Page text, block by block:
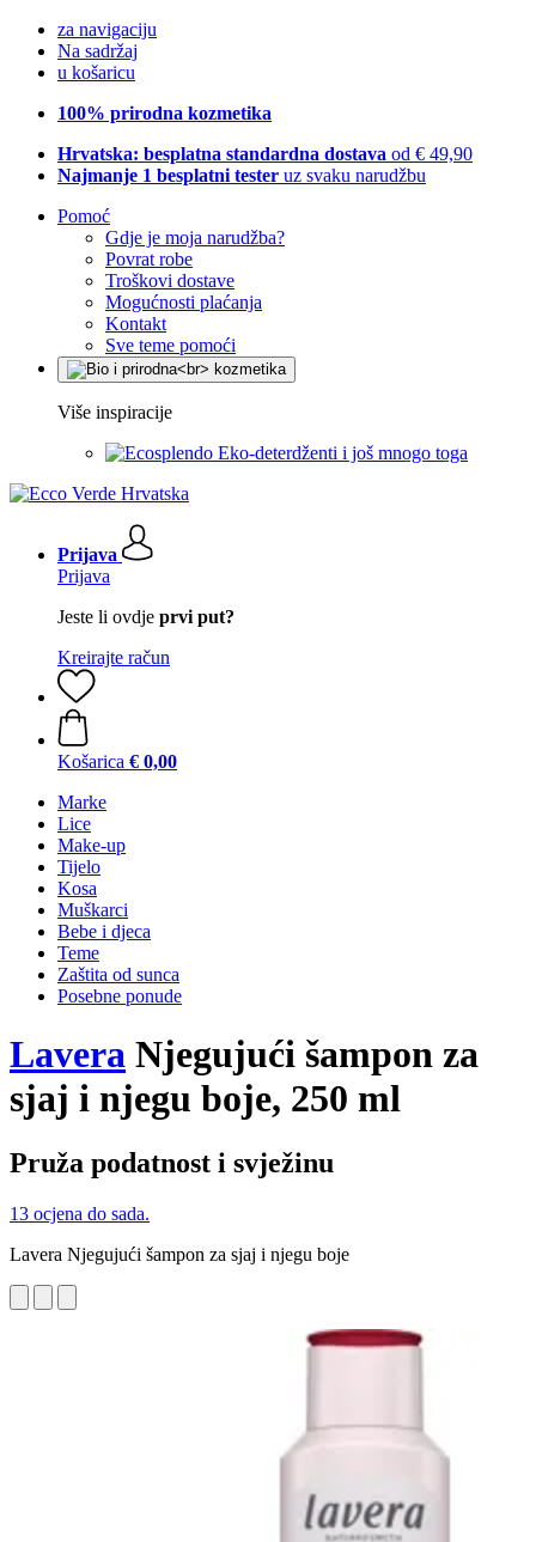
za navigaciju
Na sadržaj
u košaricu
100% prirodna kozmetika
Hrvatska: besplatna standardna dostava od € 49,90
Najmanje 1 besplatni tester uz svaku narudžbu
Pomoć
Gdje je moja narudžba?
Povrat robe
Troškovi dostave
Mogućnosti plaćanja
Kontakt
Sve teme pomoći
Više inspiracije
Eko-deterdženti i još mnogo toga
Prijava
Prijava
Jeste li ovdje prvi put?
Kreirajte račun
Košarica € 0,00
Marke
Lice
Make-up
Tijelo
Kosa
Muškarci
Bebe i djeca
Teme
Zaštita od sunca
Posebne ponude
Lavera Njegujući šampon za
sjaj i njegu boje, 250 ml
Pruža podatnost i svježinu
13 ocjena do sada.
Lavera Njegujući šampon za sjaj i njegu boje